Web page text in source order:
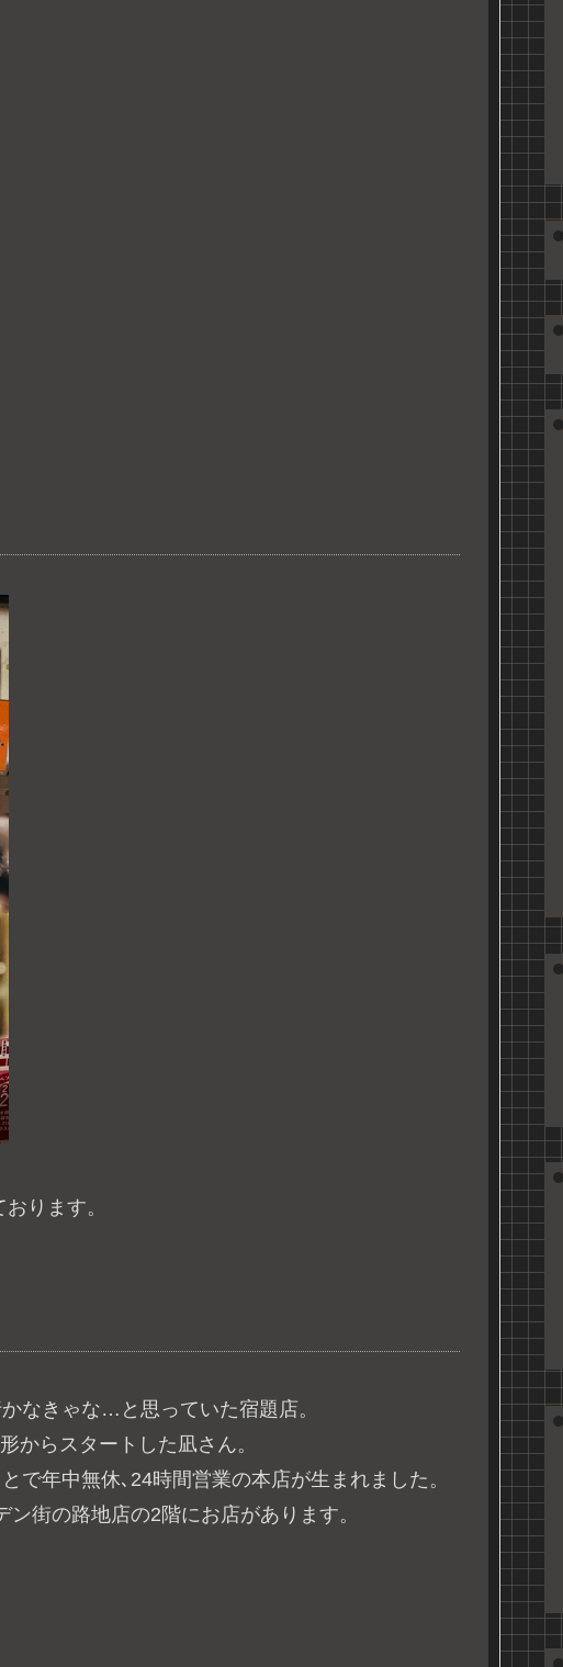
ります。
なきゃな…と思っていた宿題店。
からスタートした凪さん。
で年中無休､24時間営業の本店が生まれました。
街の路地店の2階にお店があります。